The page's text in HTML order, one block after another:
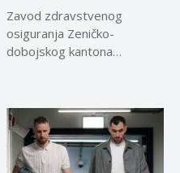
Zavod zdravstvenog
osiguranja Zeničko-
dobojskog kantona